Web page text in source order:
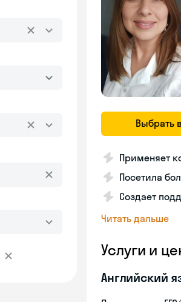
Выбрать
Применяет
Посетила
Создает
Читать дальше
Услуги и
Английский